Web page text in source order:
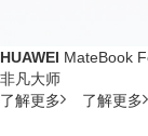
HUAWEI MateBook
非凡大师
了解更多
了解更多